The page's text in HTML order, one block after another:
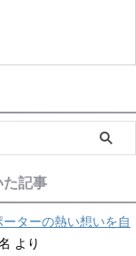
記事
ターの熱い想いを自
より